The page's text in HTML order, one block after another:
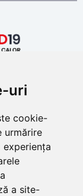
uri
cookie-
urmărire
experiența
a site-